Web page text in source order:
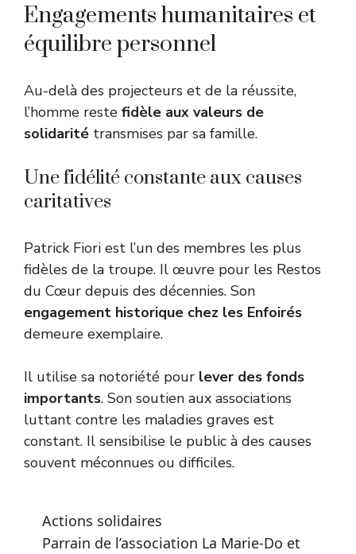
Engagements humanitaires et
équilibre personnel
Au-delà des projecteurs et de la réussite,
l’homme reste fidèle aux valeurs de
solidarité transmises par sa famille.
Une fidélité constante aux causes
caritatives
Patrick Fiori est l’un des membres les plus
fidèles de la troupe. Il œuvre pour les Restos
du Cœur depuis des décennies. Son
engagement historique chez les Enfoirés
demeure exemplaire.
Il utilise sa notoriété pour lever des fonds
importants. Son soutien aux associations
luttant contre les maladies graves est
constant. Il sensibilise le public à des causes
souvent méconnues ou difficiles.
Actions solidaires
Parrain de l’association La Marie-Do et